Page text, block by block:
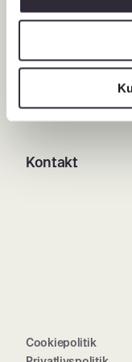
Flere
Kontakt
Cookiepolitik